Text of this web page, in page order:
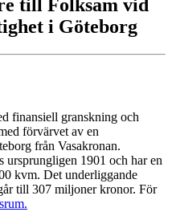
till Folksam vid
i Göteborg
finansiell granskning och
förvärvet av en
från Vasakronan.
ursprungligen 1901 och har en
kvm. Det underliggande
till 307 miljoner kronor. För